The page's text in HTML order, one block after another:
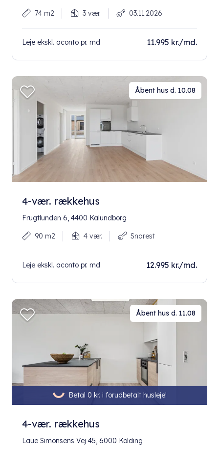
74 m2 3 vær. 03.11.2026
Leje ekskl. aconto pr. md 11.995 kr./md.
Åbent hus d. 10.08
4-vær. rækkehus
Frugtlunden 6, 4400 Kalundborg
90 m2 4 vær. Snarest
Leje ekskl. aconto pr. md 12.995 kr./md.
Betal 0 kr. i forudbetalt husleje!
Åbent hus d. 11.08
4-vær. rækkehus
Laue Simonsens Vej 45, 6000 Kolding